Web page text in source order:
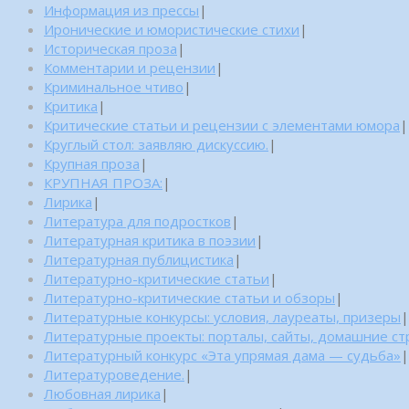
Информация из прессы |
Иронические и юмористические стихи |
Историческая проза |
Комментарии и рецензии |
Криминальное чтиво |
Критика |
Критические статьи и рецензии с элементами юмора |
Круглый стол: заявляю дискуссию. |
Крупная проза |
КРУПНАЯ ПРОЗА: |
Лирика |
Литература для подростков |
Литературная критика в поэзии |
Литературная публицистика |
Литературно-критические статьи |
Литературно-критические статьи и обзоры |
Литературные конкурсы: условия, лауреаты, призеры |
Литературные проекты: порталы, сайты, домашние
Литературный конкурс «Эта упрямая дама — судьба» |
Литературоведение. |
Любовная лирика |